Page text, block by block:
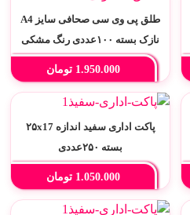
طلق پی وی سی صحافی سایز A4
نازک بسته ۱۰۰عددی رنگ مشکی
1.950.000 تومان
پاکت اداری سفید اندازه ۲۵x17
بسته ۲۵۰عددی
1.050.000 تومان